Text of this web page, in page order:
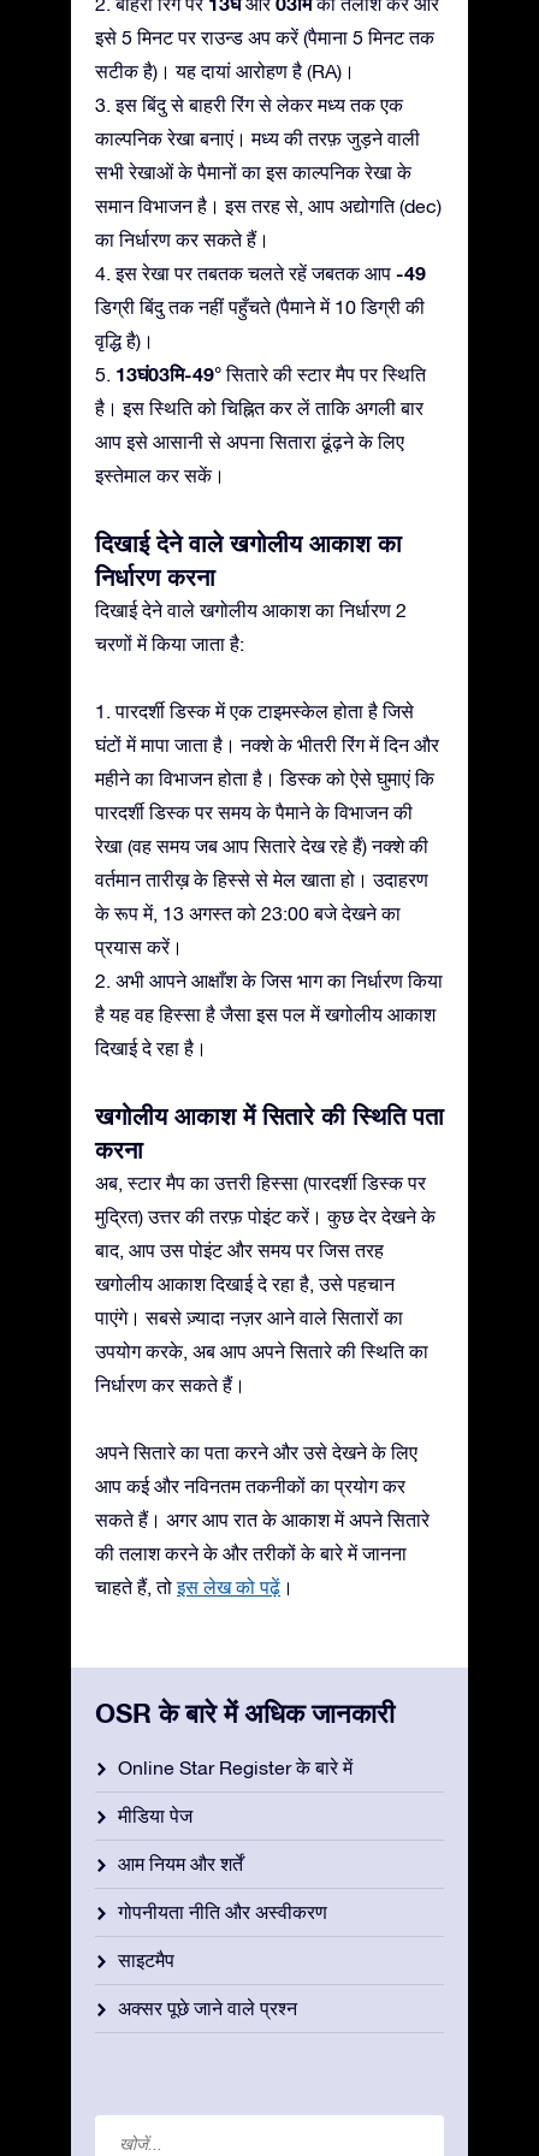
इसे 5 मिनट पर राउन्ड अप करें (पैमाना 5 मिनट तक
सटीक है)। यह दायां आरोहण है (RA)।
3. इस बिंदु से बाहरी रिंग से लेकर मध्य तक एक
काल्पनिक रेखा बनाएं। मध्य की तरफ़ जुड़ने वाली
सभी रेखाओं के पैमानों का इस काल्पनिक रेखा के
समान विभाजन है। इस तरह से, आप अद्योगति (dec)
का निर्धारण कर सकते हैं।
4. इस रेखा पर तबतक चलते रहें जबतक आप -49
डिग्री बिंदु तक नहीं पहुँचते (पैमाने में 10 डिग्री की
वृद्धि है)।
5. 13घं03मि-49°सितारे की स्टार मैप पर स्थिति
है। इस स्थिति को चिह्नित कर लें ताकि अगली बार
आप इसे आसानी से अपना सितारा ढूंढ़ने के लिए
इस्तेमाल कर सकें।
दिखाई देने वाले खगोलीय आकाश का
निर्धारण करना
दिखाई देने वाले खगोलीय आकाश का निर्धारण 2
चरणों में किया जाता है:
1. पारदर्शी डिस्क में एक टाइमस्केल होता है जिसे
घंटों में मापा जाता है। नक्शे के भीतरी रिंग में दिन और
महीने का विभाजन होता है। डिस्क को ऐसे घुमाएं कि
पारदर्शी डिस्क पर समय के पैमाने के विभाजन की
रेखा (वह समय जब आप सितारे देख रहे हैं) नक्शे की
वर्तमान तारीख़ के हिस्से से मेल खाता हो। उदाहरण
के रूप में, 13 अगस्त को 23:00 बजे देखने का
प्रयास करें।
2. अभी आपने आक्षाँश के जिस भाग का निर्धारण किया
है यह वह हिस्सा है जैसा इस पल में खगोलीय आकाश
दिखाई दे रहा है।
खगोलीय आकाश में सितारे की स्थिति पता
करना
अब, स्टार मैप का उत्तरी हिस्सा (पारदर्शी डिस्क पर
मुद्रित) उत्तर की तरफ़ पोइंट करें। कुछ देर देखने के
बाद, आप उस पोइंट और समय पर जिस तरह
खगोलीय आकाश दिखाई दे रहा है, उसे पहचान
पाएंगे। सबसे ज़्यादा नज़र आने वाले सितारों का
उपयोग करके, अब आप अपने सितारे की स्थिति का
निर्धारण कर सकते हैं।
अपने सितारे का पता करने और उसे देखने के लिए
आप कई और नविनतम तकनीकों का प्रयोग कर
सकते हैं। अगर आप रात के आकाश में अपने सितारे
की तलाश करने के और तरीकों के बारे में जानना
चाहते हैं, तोइस लेख को पढ़ें ।
OSR के बारे में अधिक जानकारी
Online Star Register के बारे में
मीडिया पेज
आम नियम और शर्तें
गोपनीयता नीति और अस्वीकरण
साइटमैप
अक्सर पूछे जाने वाले प्रश्न